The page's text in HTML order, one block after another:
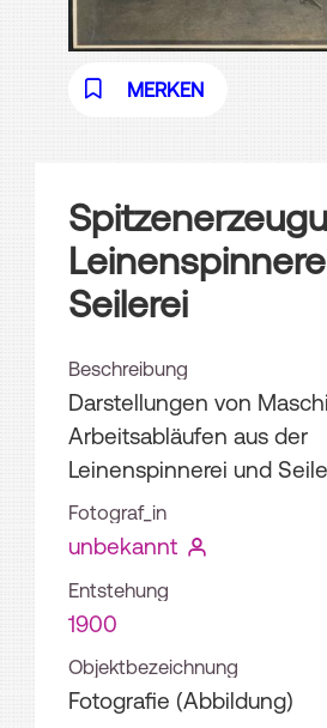
MERKEN
Seilerei
Beschreibung
Darstellungen von
Arbeitsabläufen aus der
Leinenspinnerei und
Fotograf_in
unbekannt
Entstehung
1900
Objektbezeichnung
Fotografie (Abbildung)